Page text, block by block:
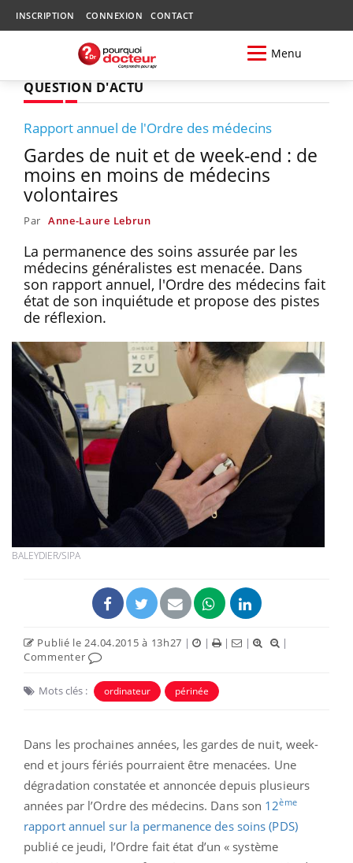
INSCRIPTION CONNEXION CONTACT
Menu
QUESTION D'ACTU
Rapport annuel de l'Ordre des médecins
Gardes de nuit et de week-end : de
moins en moins de médecins
volontaires
Par Anne-Laure Lebrun
La permanence des soins assurée par les
médecins généralistes est menacée. Dans
son rapport annuel, l'Ordre des médecins fait
état de son inquiétude et propose des pistes
de réflexion.
BALEYDIER/SIPA
Publié le 24.04.2015 à 13h27 | | | |
|
Commenter
Mots clés : ordinateur périnée
Dans les prochaines années, les gardes de nuit, week-
end et jours fériés pourraient être menacées. Une
dégradation constatée et annoncée depuis plusieurs
années par l’Ordre des médecins. Dans son 12ème
rapport annuel sur la permanence des soins (PDS)
publié ce jeudi, l’Ordre fait état d’un « système